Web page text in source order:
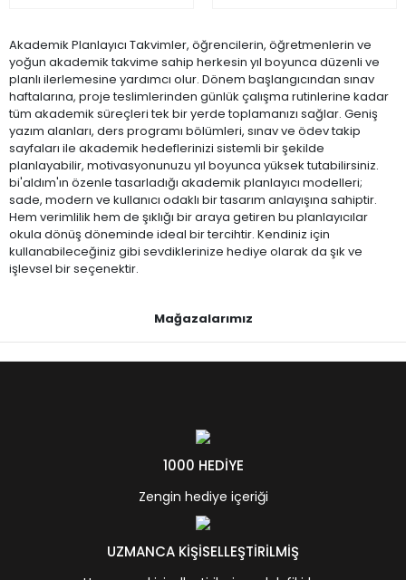
Akademik Planlayıcı Takvimler, öğrencilerin, öğretmenlerin ve
yoğun akademik takvime sahip herkesin yıl boyunca düzenli ve
planlı ilerlemesine yardımcı olur. Dönem başlangıcından sınav
haftalarına, proje teslimlerinden günlük çalışma rutinlerine kadar
tüm akademik süreçleri tek bir yerde toplamanızı sağlar. Geniş
yazım alanları, ders programı bölümleri, sınav ve ödev takip
sayfaları ile akademik hedeflerinizi sistemli bir şekilde
planlayabilir, motivasyonunuzu yıl boyunca yüksek tutabilirsiniz.
bi'aldım'ın özenle tasarladığı akademik planlayıcı modelleri;
sade, modern ve kullanıcı odaklı bir tasarım anlayışına sahiptir.
Hem verimlilik hem de şıklığı bir araya getiren bu planlayıcılar
okula dönüş döneminde ideal bir tercihtir. Kendiniz için
kullanabileceğiniz gibi sevdiklerinize hediye olarak da şık ve
işlevsel bir seçenektir.
Mağazalarımız
1000 HEDİYE
Zengin hediye içeriği
UZMANCA KİŞİSELLEŞTİRİLMİŞ